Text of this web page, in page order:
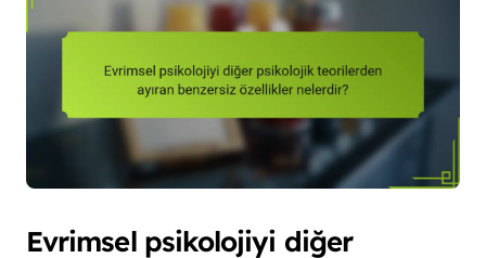
Evrimsel psikolojiyi diğer